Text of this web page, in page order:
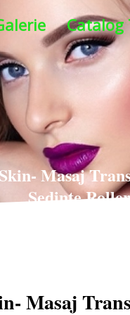
Catalog
Masaj
Sedinte
Masaj